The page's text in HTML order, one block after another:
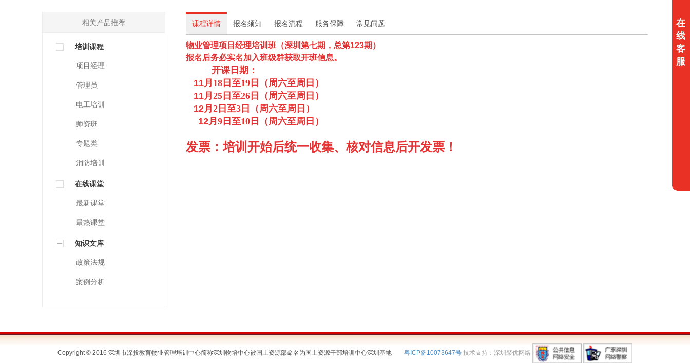
在
线
客
服
课程详情 报名须知 报名流程 服务保障 常见问题
物业管理项目经理培训班（深圳第七期，总第123期）
报名后务必实名加入班级群获取开班信息。
开课日期：
11月18日至19日（周六至周日）
11月25日至26日（周六至周日）
12月2日至3日（周六至周日）
12月9日至10日（周六至周日）
发票：培训开始后统一收集、核对信息后开发票！
相关产品推荐
培训课程
项目经理
管理员
电工培训
师资班
专题类
消防培训
在线课堂
最新课堂
最热课堂
知识文库
政策法规
案例分析
Copyright © 2016 深圳市深投教育物业管理培训中心简称深圳物培中心被国土资源部命名为国土资源干部培训中心深圳基地——粤ICP备10073647号 技术支持：深圳聚优网络